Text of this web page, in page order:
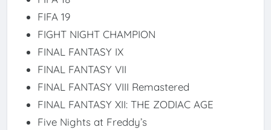
FIFA 19
FIGHT NIGHT CHAMPION
FINAL FANTASY IX
FINAL FANTASY VII
FINAL FANTASY VIII Remastered
FINAL FANTASY XII: THE ZODIAC AGE
Five Nights at Freddy’s